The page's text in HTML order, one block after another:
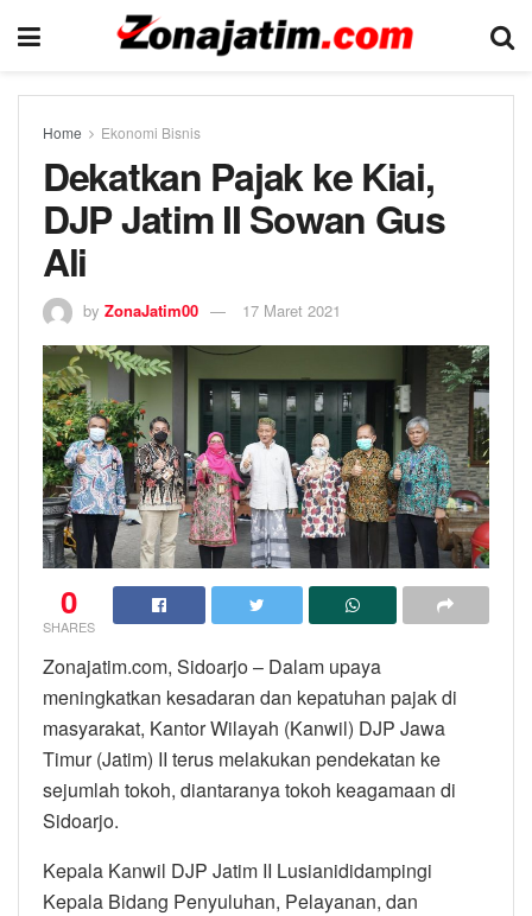
Home Ekonomi Bisnis
Dekatkan Pajak ke Kiai,
DJP Jatim II Sowan Gus
Ali
by ZonaJatim00 17 Maret 2021
0
SHARES
Zonajatim.com, Sidoarjo – Dalam upaya
meningkatkan kesadaran dan kepatuhan pajak di
masyarakat, Kantor Wilayah (Kanwil) DJP Jawa
Timur (Jatim) II terus melakukan pendekatan ke
sejumlah tokoh, diantaranya tokoh keagamaan di
Sidoarjo.
Kepala Kanwil DJP Jatim II Lusianididampingi
Kepala Bidang Penyuluhan, Pelayanan, dan